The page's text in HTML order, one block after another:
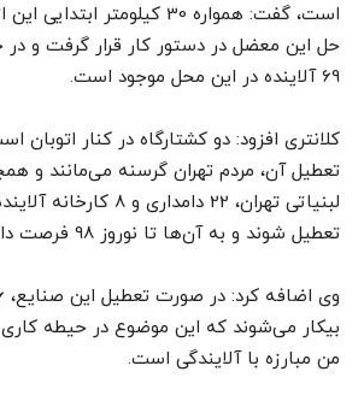
است، گفت: همواره 30 کیلومتر
حل این معضل در دستور کار قرار گرفت و
69 آلاینده در این محل موجود است.
کلانتری افزود: دو کشتارگاه در کنار
لبنیاتی تهران، 22 دامداری
تعطیل شوند و به آن‌ها تا نوروز 98 فرصت داده‌ایم.
بیکار می‌شوند که این موضوع در حیطه
من مبارزه با آلایندگی است.